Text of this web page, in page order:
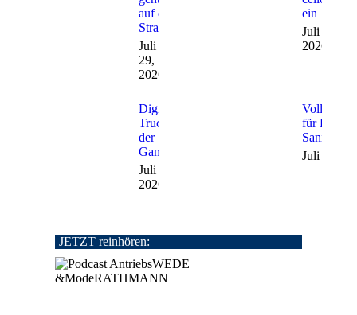
auf die
Straße
Juli
29,
2026
ein
Juli 28,
2026
Digitale
Trucks auf
der
Gamescom
Juli 27,
2026
für BW-
Juli 24,
JETZT reinhören: